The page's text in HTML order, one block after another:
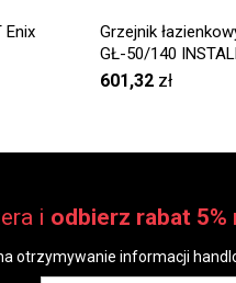
Enix
Grzejnik
GŁ-50/140
601,32 zł
i odbierz rabat 5%
otrzymywanie informacji